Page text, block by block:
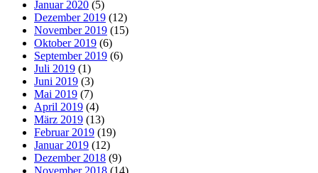
Januar 2020 (5)
Dezember 2019 (12)
November 2019 (15)
Oktober 2019 (6)
September 2019 (6)
Juli 2019 (1)
Juni 2019 (3)
Mai 2019 (7)
April 2019 (4)
März 2019 (13)
Februar 2019 (19)
Januar 2019 (12)
Dezember 2018 (9)
November 2018 (14)